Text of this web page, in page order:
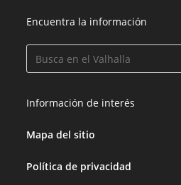
Encuentra la información
Información de interés
Mapa del sitio
Política de privacidad